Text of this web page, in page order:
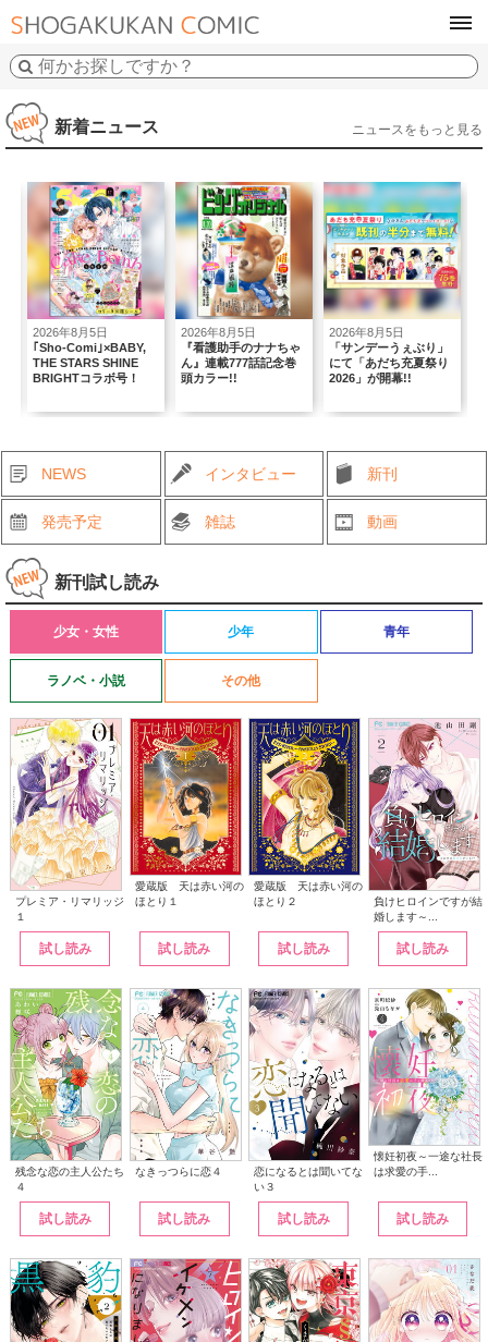
新着ニュース ニュースをもっと見る
2026年8月5日
｢Sho-Comi｣×BABY,
THE STARS SHINE
BRIGHTコラボ号！
2026年8月5日
『看護助手のナナちゃ
ん』連載777話記念巻
頭カラー!!
2026年8月5日
「サンデーうぇぶり」
にて「あだち充夏祭り
2026」が開幕!!
NEWS インタビュー 新刊
発売予定 雑誌 動画
新刊試し読み
少女・女性 少年 青年
ラノベ・小説 その他
プレミア・リマリッジ
１
試し読み
愛蔵版 天は赤い河の
ほとり１
試し読み
愛蔵版 天は赤い河の
ほとり２
試し読み
負けヒロインですが結
婚します～...
試し読み
残念な恋の主人公たち
４
試し読み
なきっつらに恋４
試し読み
恋になるとは聞いてな
い３
試し読み
懐妊初夜～一途な社長
は求愛の手...
試し読み